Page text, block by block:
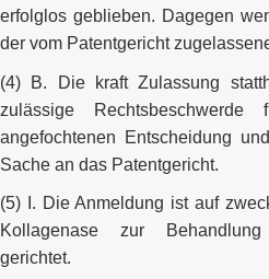
erfolglos geblieben. Dagegen
der vom Patentgericht
(4) B. Die kraft Zulassung
zulässige
angefochtenen Entscheidung
Sache an das Patentgericht.
(5) I. Die Anmeldung ist auf
Kollagenase zur
gerichtet.